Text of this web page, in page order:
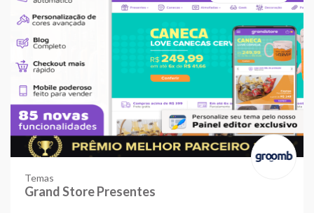
Temas
Grand Store Presentes